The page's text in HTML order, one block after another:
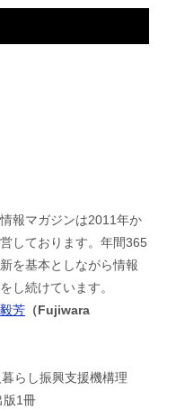
報マガジンは2011年か
しております。年間365
を基本としながら情報
し続けています。
芳 （Fujiwara
らし振興支援機構理
版1冊